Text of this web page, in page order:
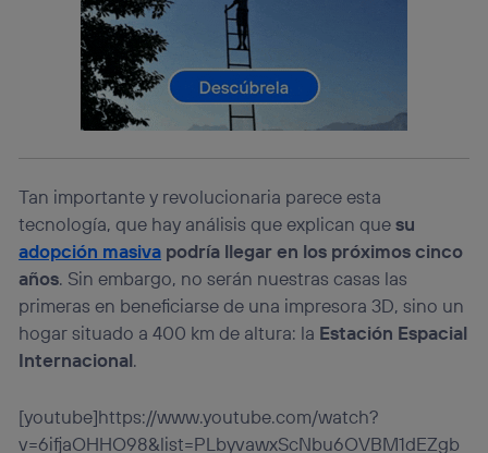
Tan importante y revolucionaria parece esta
tecnología, que hay análisis que explican quesu
adopción masiva podría llegar en los próximos cinco
años. Sin embargo, no serán nuestras casas las
primeras en beneficiarse de una impresora 3D, sino un
hogar situado a 400 km de altura: la Estación Espacial
Internacional.
[youtube]https://www.youtube.com/watch?
v=6ifjaOHHO98&list=PLbyvawxScNbu6OVBM1dEZgb
lo que cualquier persona que conecte su dispositivo y
consienta el uso de la tecnología recibirá el mismo
identificador. Típicamente:
Si utilizas unaconexión de banda ancha
el marketing o análisis se realizará en función de las
actividades de navegación de los miembros del hogar
personalizado, ya que se basará únicamente en la
navegación del usuario del móvil.
Puedes gestionar los consentimientos Utiq seleccionando
“Administrar Utiq” en la parte inferior de esta página web o
visitando el portal de privacidad de Utiq
(“consenthub”). Para más información, consulta
la política de privacidad de Utiq.